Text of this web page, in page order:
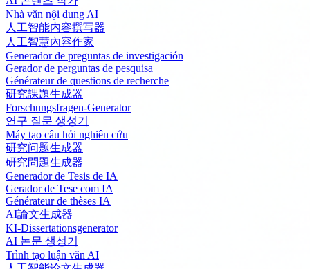
Nhà văn nội dung AI
人工智能内容撰写器
人工智慧內容作家
Generador de preguntas de investigación
Gerador de perguntas de pesquisa
Générateur de questions de recherche
研究課題生成器
Forschungsfragen-Generator
연구 질문 생성기
Máy tạo câu hỏi nghiên cứu
研究问题生成器
研究問題生成器
Generador de Tesis de IA
Gerador de Tese com IA
Générateur de thèses IA
AI論文生成器
KI-Dissertationsgenerator
AI 논문 생성기
Trình tạo luận văn AI